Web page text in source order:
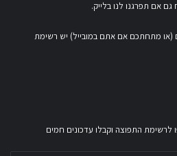
אם תפרגנו לנו בלייק.
מתחתכם אם אתם במובייל) יש רשימת
לרשימת התפוצה וקבלו עדכונים חמים